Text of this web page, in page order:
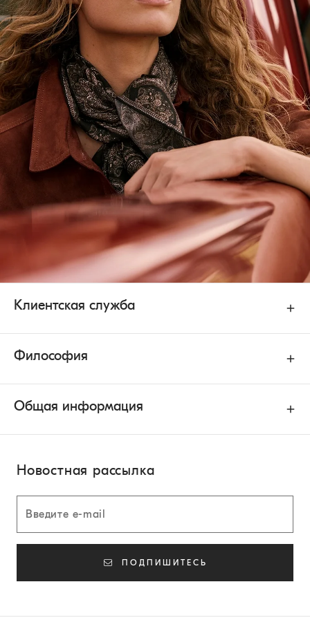
Клиентская служба
Философия
Общая информация
Новостная рассылка
ПОДПИШИТЕСЬ